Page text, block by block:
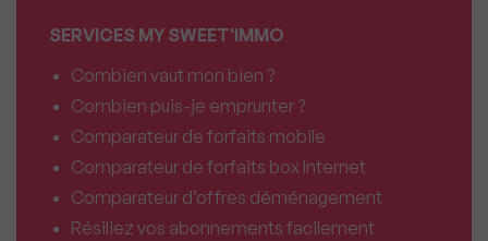
SERVICES MY SWEET'IMMO
Combien vaut mon bien ?
Combien puis-je emprunter ?
Comparateur de forfaits mobile
Comparateur de forfaits box Internet
Comparateur d’offres déménagement
Résiliez vos abonnements facilement